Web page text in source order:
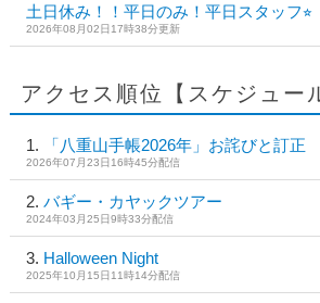
土日休み！！平日のみ！平日スタッフ⭐︎
2026年08月02日17時38分更新
アクセス順位【スケジュー
「八重山手帳2026年」お詫びと訂正
2026年07月23日16時45分配信
バギー・カヤックツアー
2024年03月25日9時33分配信
Halloween Night
2025年10月15日11時14分配信